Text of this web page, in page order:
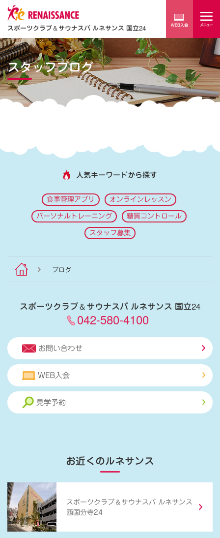
スポーツクラブ＆サウナスパ ルネサンス 国立24
スタッフブログ
人気キーワードから探す
食事管理アプリ オンラインレッスン
パーソナルトレーニング 糖質コントロール
スタッフ募集
ブログ
スポーツクラブ＆サウナスパ ルネサンス 国立24
042-580-4100
お問い合わせ
WEB入会
見学予約
お近くのルネサンス
スポーツクラブ ＆ サウナスパ ルネサンス
西国分寺24